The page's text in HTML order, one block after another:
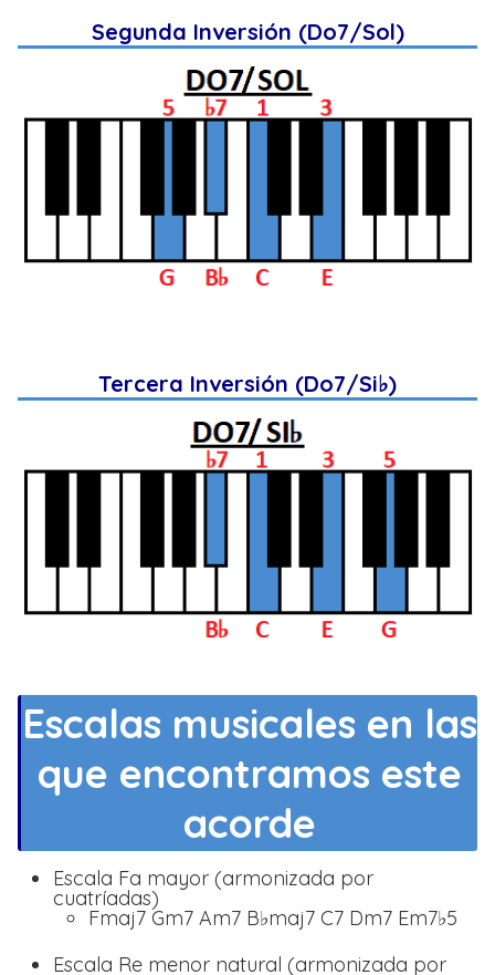
Segunda Inversión (Do7/Sol)
Tercera Inversión (Do7/Si♭)
Escalas musicales en las
que encontramos este
acorde
Escala Fa mayor (armonizada por
cuatríadas)
Fmaj7 Gm7 Am7 B♭maj7 C7 Dm7 Em7♭5
Escala Re menor natural (armonizada por